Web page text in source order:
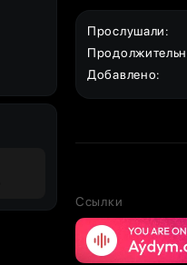
Прослушали:
Добавлено:
Ссылки